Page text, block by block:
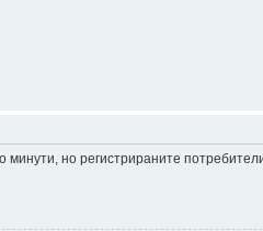
но регистрираните